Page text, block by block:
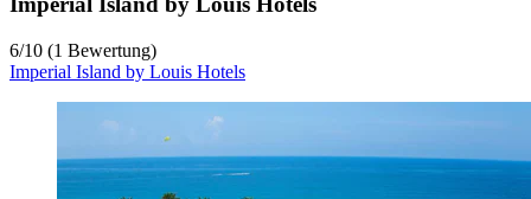
6/10 (1 Bewertung)
Imperial Island by Louis Hotels